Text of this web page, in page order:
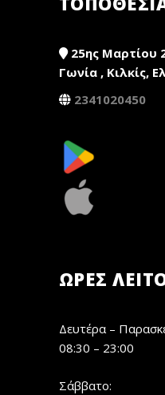
25ης Μαρτίου
Γωνία , Κιλκίς,
2341020450
ΏΡΕΣ
Δευτέρα –
08:30 – 23:00
Σάββατο: